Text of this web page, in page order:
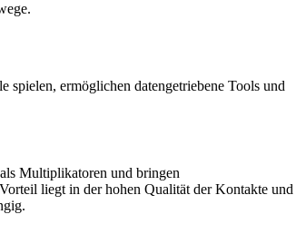
ermöglichen datengetriebene Tools und
Multiplikatoren und bringen
liegt in der hohen Qualität der Kontakte und